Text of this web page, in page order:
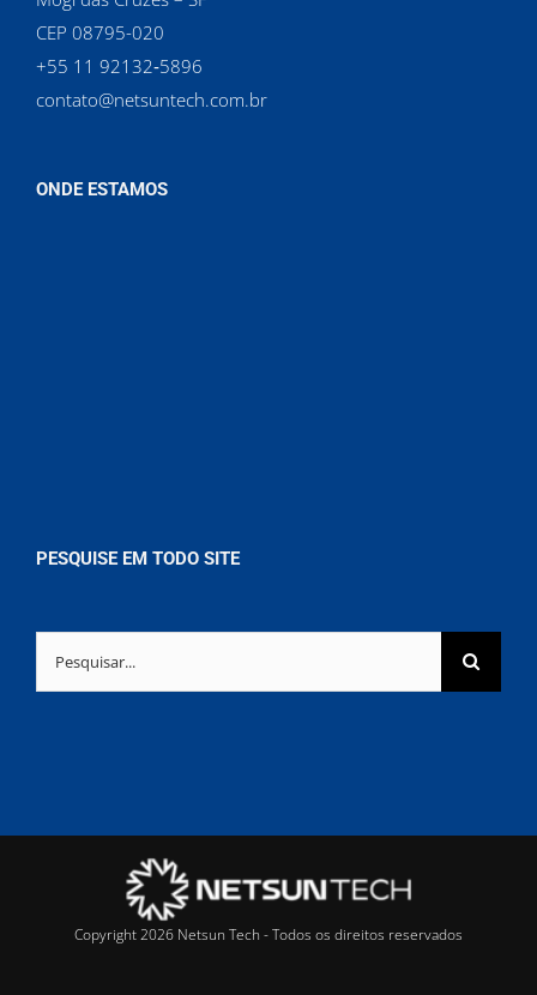
CEP 08795-020
‪+55 11 92132‑5896‬
contato@netsuntech.com.br
ONDE ESTAMOS
PESQUISE EM TODO SITE
Copyright 2026 Netsun Tech - Todos os direitos reservados